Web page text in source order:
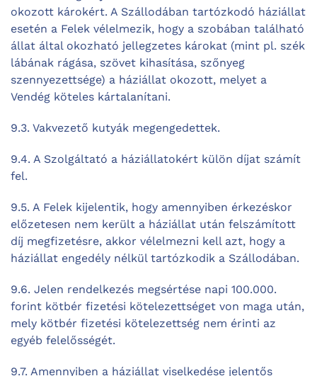
okozott károkért. A Szállodában tartózkodó háziállat
esetén a Felek vélelmezik, hogy a szobában található
állat által okozható jellegzetes károkat (mint pl. szék
lábának rágása, szövet kihasítása, szőnyeg
szennyezettsége) a háziállat okozott, melyet a
Vendég köteles kártalanítani.
9.3. Vakvezető kutyák megengedettek.
9.4. A Szolgáltató a háziállatokért külön díjat számít
fel.
9.5. A Felek kijelentik, hogy amennyiben érkezéskor
előzetesen nem került a háziállat után felszámított
díj megfizetésre, akkor vélelmezni kell azt, hogy a
háziállat engedély nélkül tartózkodik a Szállodában.
9.6. Jelen rendelkezés megsértése napi 100.000.
forint kötbér fizetési kötelezettséget von maga után,
mely kötbér fizetési kötelezettség nem érinti az
egyéb felelősségét.
9.7. Amennyiben a háziállat viselkedése jelentős